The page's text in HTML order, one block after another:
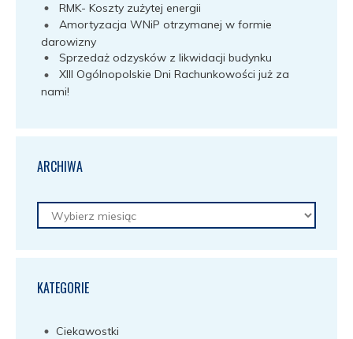
RMK- Koszty zużytej energii
Amortyzacja WNiP otrzymanej w formie
darowizny
Sprzedaż odzysków z likwidacji budynku
XIII Ogólnopolskie Dni Rachunkowości już za
nami!
ARCHIWA
Archiwa
KATEGORIE
Ciekawostki